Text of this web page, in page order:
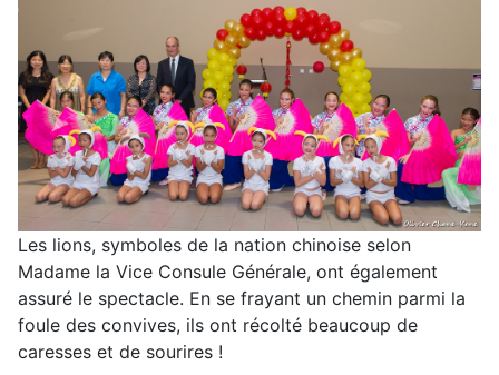
Les lions, symboles de la nation chinoise selon
Madame la Vice Consule Générale, ont également
assuré le spectacle. En se frayant un chemin parmi la
foule des convives, ils ont récolté beaucoup de
caresses et de sourires !